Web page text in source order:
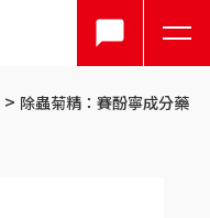
除蟲菊精：賽酚寧成分藥